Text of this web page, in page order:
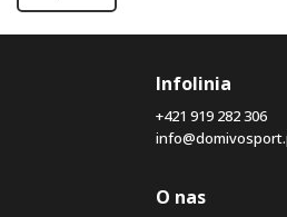
Infolinia
+421 919 282 306
O nas